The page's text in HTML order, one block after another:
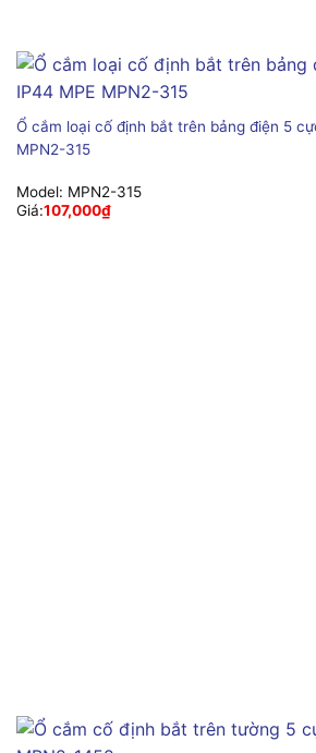
Ổ cắm loại cố định bắt trên bảng điện 5
MPN2-315
Model: MPN2-315
Giá:107,000₫